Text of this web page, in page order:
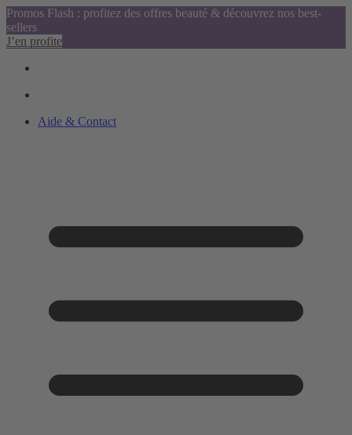
Promos Flash : profitez des offres beauté & découvrez nos best-
sellers
J’en profite
Aide & Contact